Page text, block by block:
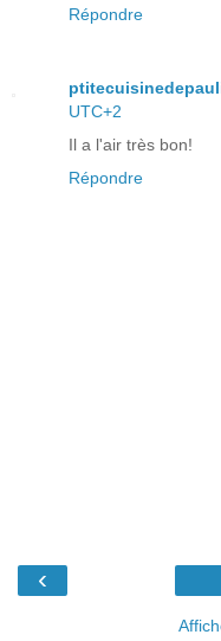
Répondre
UTC+2
Il a l'air très bon!
Répondre
‹